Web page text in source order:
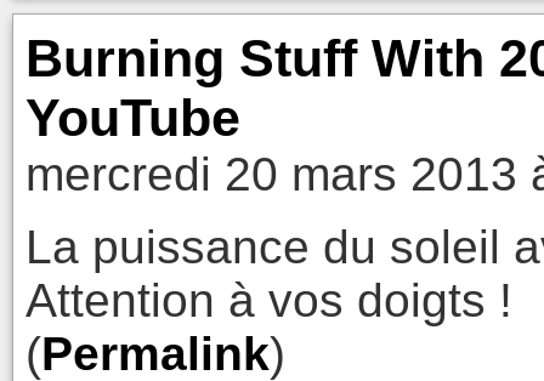
Burning Stuff With
YouTube
mercredi 20 mars 2013
La puissance du soleil
Attention à vos doigts !
(Permalink)